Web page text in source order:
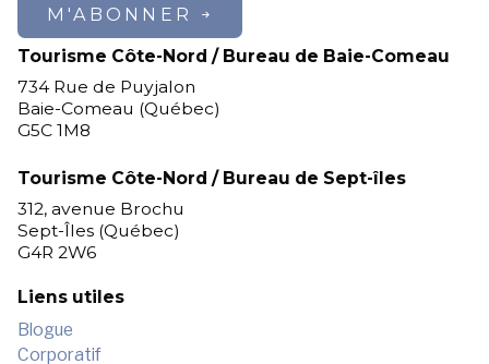
M'ABONNER
Tourisme Côte-Nord / Bureau de Baie-Comeau
734 Rue de Puyjalon
Baie-Comeau (Québec)
G5C 1M8
Tourisme Côte-Nord / Bureau de Sept-îles
312, avenue Brochu
Sept-Îles (Québec)
G4R 2W6
Liens utiles
Blogue
Corporatif